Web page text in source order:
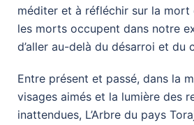
méditer et à réfléchir sur la
les morts occupent dans notre
d’aller au-delà du désarroi et du
Entre présent et passé, dans la
visages aimés et la lumière des
inattendues, L’Arbre du pays